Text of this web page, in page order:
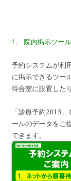
1. 院内掲示ツール
予約システムが利
に掲示できるツー
待合室に設置した
「診療予約2013
ールのデータをご
できます。